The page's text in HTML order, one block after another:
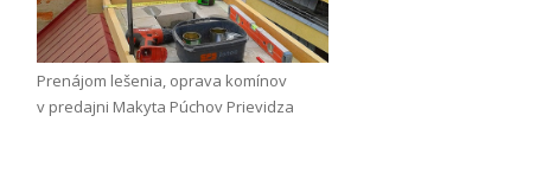
Prenájom lešenia, oprava komínov
v predajni Makyta Púchov Prievidza